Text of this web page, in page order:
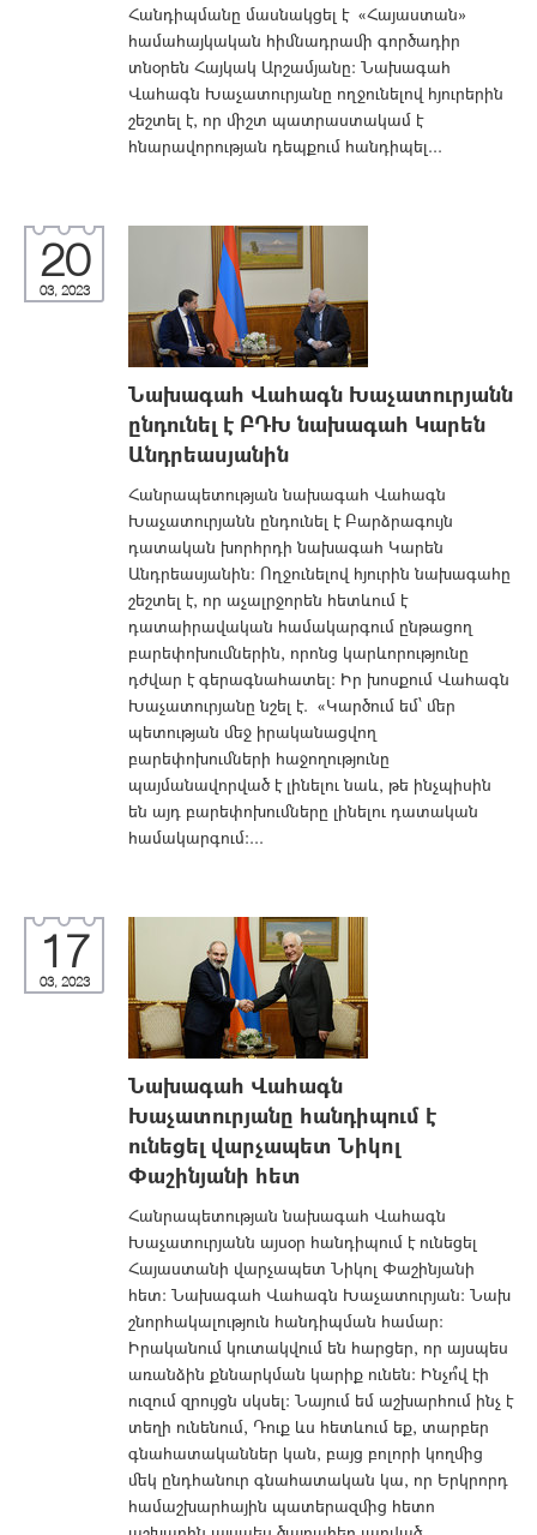
Հանդիպմանը մասնակցել է «Հայաստան»
համահայկական հիմնադրամի գործադիր
տնօրեն Հայկակ Արշամյանը: Նախագահ
Վահագն Խաչատուրյանը ողջունելով հյուրերին
շեշտել է, որ միշտ պատրաստակամ է
հնարավորության դեպքում հանդիպել...
20
03, 2023
Նախագահ Վահագն Խաչատուրյանն
ընդունել է ԲԴԽ նախագահ Կարեն
Անդրեասյանին
Հանրապետության նախագահ Վահագն
Խաչատուրյանն ընդունել է Բարձրագույն
դատական խորհրդի նախագահ Կարեն
Անդրեասյանին: Ողջունելով հյուրին նախագահը
շեշտել է, որ աչալրջորեն հետևում է
դատաիրավական համակարգում ընթացող
բարեփոխումներին, որոնց կարևորությունը
դժվար է գերագնահատել: Իր խոսքում Վահագն
Խաչատուրյանը նշել է. «Կարծում եմ՝ մեր
պետության մեջ իրականացվող
բարեփոխումների հաջողությունը
պայմանավորված է լինելու նաև, թե ինչպիսին
են այդ բարեփոխումները լինելու դատական
համակարգում:...
17
03, 2023
Նախագահ Վահագն
Խաչատուրյանը հանդիպում է
ունեցել վարչապետ Նիկոլ
Փաշինյանի հետ
Հանրապետության նախագահ Վահագն
Խաչատուրյանն այսօր հանդիպում է ունեցել
Հայաստանի վարչապետ Նիկոլ Փաշինյանի
հետ: Նախագահ Վահագն Խաչատուրյան: Նախ
շնորհակալություն հանդիպման համար:
Իրականում կուտակվում են հարցեր, որ այսպես
առանձին քննարկման կարիք ունեն: Ինչո՞վ էի
ուզում զրույցն սկսել: Նայում եմ աշխարհում ինչ է
տեղի ունենում, Դուք ևս հետևում եք, տարբեր
գնահատականներ կան, բայց բոլորի կողմից
մեկ ընդհանուր գնահատական կա, որ Երկրորդ
համաշխարհային պատերազմից հետո